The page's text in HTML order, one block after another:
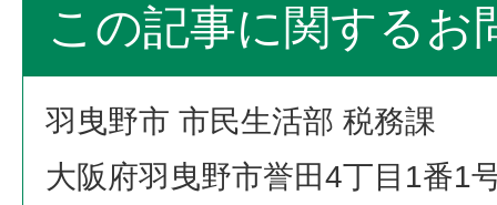
この記事に関するお
羽曳野市 市民生活部 税務課
大阪府羽曳野市誉田4丁目1番1